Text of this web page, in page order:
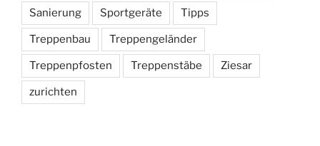
Sanierung Sportgeräte Tipps
Treppenbau Treppengeländer
Treppenpfosten Treppenstäbe Ziesar
zurichten